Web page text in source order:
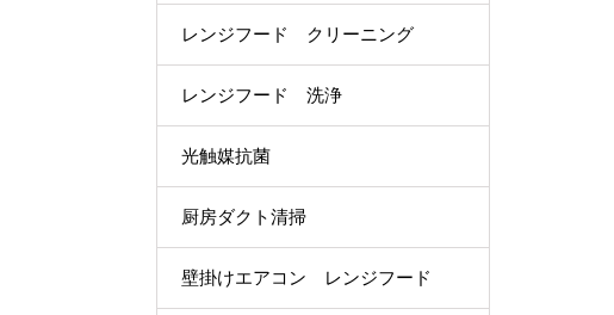
レンジフード クリーニング
レンジフード 洗浄
光触媒抗菌
厨房ダクト清掃
壁掛けエアコン レンジフード